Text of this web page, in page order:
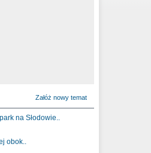
Załóż nowy temat
na Słodowie..
obok..